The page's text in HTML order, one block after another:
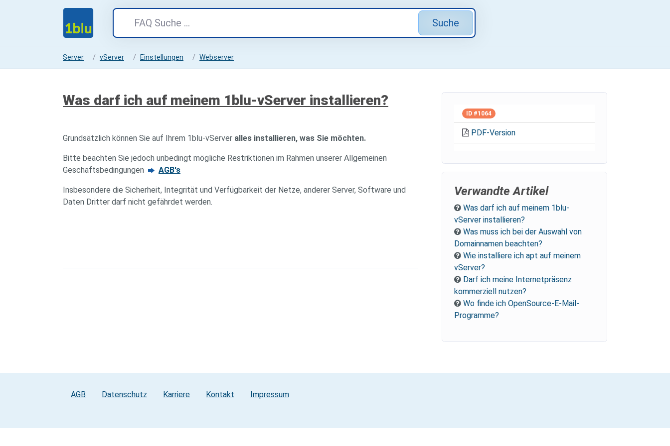
Suche
Server vServer Einstellungen Webserver
Was darf ich auf meinem 1blu-vServer installieren?
Grundsätzlich können Sie auf Ihrem 1blu-vServer alles installieren, was Sie möchten.
Bitte beachten Sie jedoch unbedingt mögliche Restriktionen im Rahmen unserer Allgemeinen
Geschäftsbedingungen
AGB's
Insbesondere die Sicherheit, Integrität und Verfügbarkeit der Netze, anderer Server, Software und
Daten Dritter darf nicht gefährdet werden.
ID #1064
PDF-Version
Verwandte Artikel
Was darf ich auf meinem 1blu-
vServer installieren?
Was muss ich bei der Auswahl von
Domainnamen beachten?
Wie installiere ich apt auf meinem
vServer?
Darf ich meine Internetpräsenz
kommerziell nutzen?
Wo finde ich OpenSource-E-Mail-
Programme?
AGB Datenschutz Karriere Kontakt Impressum